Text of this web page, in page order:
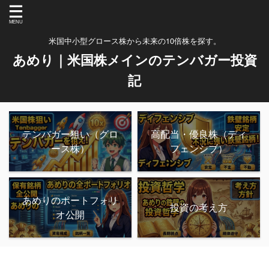
米国中小型グロース株から未来の10倍株を探す。
あめり｜米国株メインのテンバガー投資
記
テンバガー狙い（グロ
ース株）
高配当・優良株（ディ
フェンシブ）
あめりのポートフォリ
オ公開
投資の考え方